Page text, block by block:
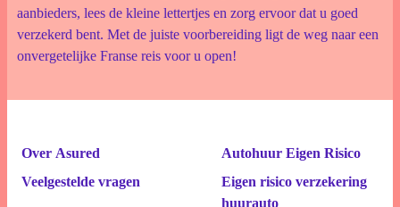
aanbieders, lees de kleine lettertjes en zorg ervoor dat u goed
verzekerd bent. Met de juiste voorbereiding ligt de weg naar een
onvergetelijke Franse reis voor u open!
Over Asured
Veelgestelde vragen
Autohuur Eigen Risico
Eigen risico verzekering
huurauto